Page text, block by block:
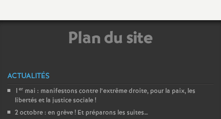
e
Plan du site
ACTUALITÉS
1 er mai : manifestons contre l’extrême droite, pour la paix, les
libertés et la justice sociale!
2 octobre : en grève! Et préparons les suites…